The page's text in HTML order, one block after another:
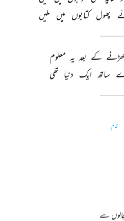
پھول کتابوں میں ملیں
کے بعد یہ معلوم
ساتھ ایک دنیا تھی
تمام
سے